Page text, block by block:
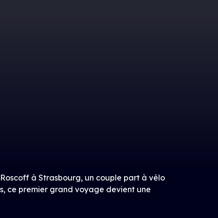
à Strasbourg, un couple part à vélo
ce premier grand voyage devient une